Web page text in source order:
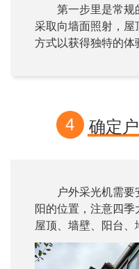
第一步里是常规
采取向墙面照射，屋
方式以获得独特的体
4 确定
户外采光机需
阳的位置，注意四
屋顶、墙壁、阳台、